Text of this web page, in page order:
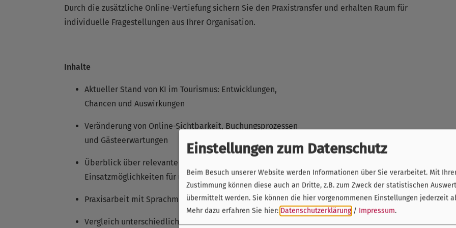
Durch die zusätzliche Online-Vertiefung sichern Sie den Praxistransfer und erhalten Raum für
individuelle Fragestellungen aus Ihrer Organisation.
Inhalte
Aktueller Stand von KI im Tourismus: Entwicklungen,
Chancen und Auswirkungen
Veränderung von Online-Sichtbarkeit, Buchungsprozessen
und Gästeerwartungen
Überblick über relevante KI-Programme und deren
Einsatzmöglichkeiten für unterschiedliche Use Cases
Praxisarbeit mit Sprachmodellen im Arbeitsalltag
Vergleich unterschiedlicher Systeme und deren Stärken
Einstellungen zum Datenschutz
Beim Besuch unserer Website werden Informationen über Sie verarbeitet. Mit
Zustimmung können diese auch an Dritte, z.B. zum Zweck der statistischen
übermittelt werden. Sie können die hier vorgenommenen Einstellungen jederzeit
Mehr dazu erfahren Sie hier: Datenschutzerklärung / Impressum.